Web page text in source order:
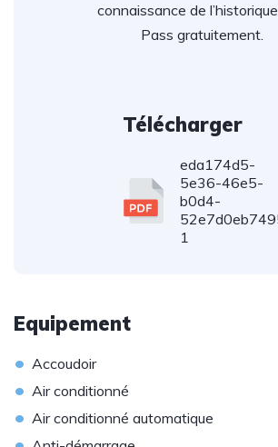
connaissance de
Pass gratuitement.
Télécharger
eda174d5-
5e36-46e5-
b0d4-
1
Equipement
• Accoudoir
• Air conditionné
• Air conditionné automatique